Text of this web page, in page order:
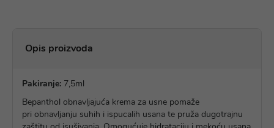
Opis proizvoda
Pakiranje: 7,5ml
Bepanthol obnavljajuća krema za usne pomaže
pri obnavljanju suhih i ispucalih usana te pruža dugotrajnu